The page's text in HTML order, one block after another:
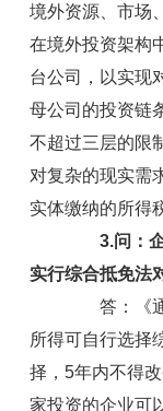
境外资源、市场
在境外投资架构
台公司，以实现
母公司的投资链
不超过三层的限
对复杂的现实需
实体缴纳的所得
3.问：
实行综合抵免法
答：《通
所得可自行选择
择，5年内不得
家投资的企业可